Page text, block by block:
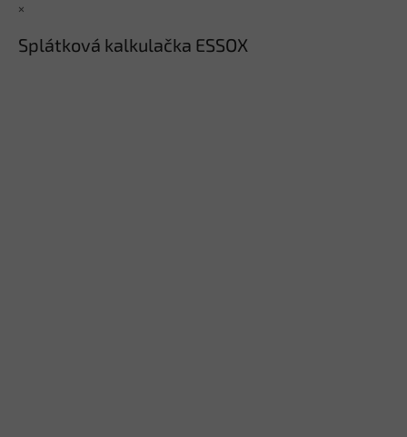
×
Splátková kalkulačka ESSOX